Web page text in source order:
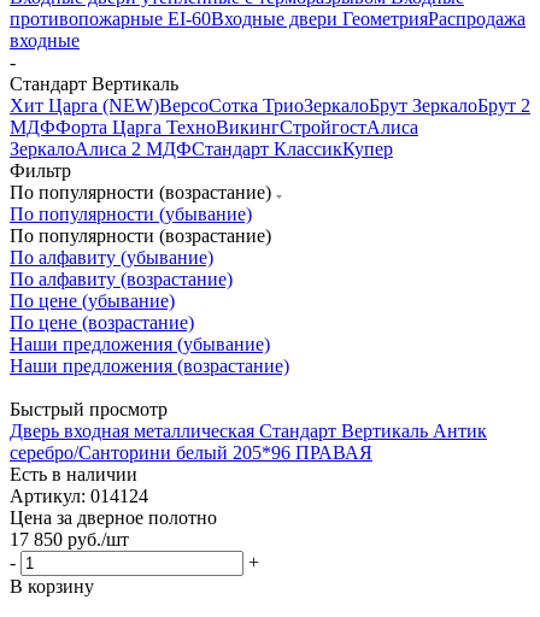
противопожарные EI-60Входные двери ГеометрияРаспродажа
входные
-
Стандарт Вертикаль
Хит Царга (NEW)ВерсоСотка ТриоЗеркалоБрут ЗеркалоБрут 2
МДФФорта Царга ТехноВикингСтройгостАлиса
ЗеркалоАлиса 2 МДФСтандарт КлассикКупер
Фильтр
По популярности (возрастание)
По популярности (убывание)
По популярности (возрастание)
По алфавиту (убывание)
По алфавиту (возрастание)
По цене (убывание)
По цене (возрастание)
Наши предложения (убывание)
Наши предложения (возрастание)
Быстрый просмотр
Дверь входная металлическая Стандарт Вертикаль Антик
серебро/Санторини белый 205*96 ПРАВАЯ
Есть в наличии
Артикул: 014124
Цена за дверное полотно
17 850 руб./шт
-
+
В корзину